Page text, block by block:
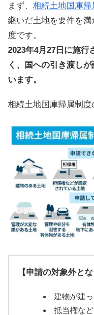
まず、 相続土地国庫帰
継いだ土地を要件を
度です。
2023年4月27日に施行
く、国への引き渡し
います。
相続土地国庫帰属制度
【申請の対象外と
建物が建
抵当権な